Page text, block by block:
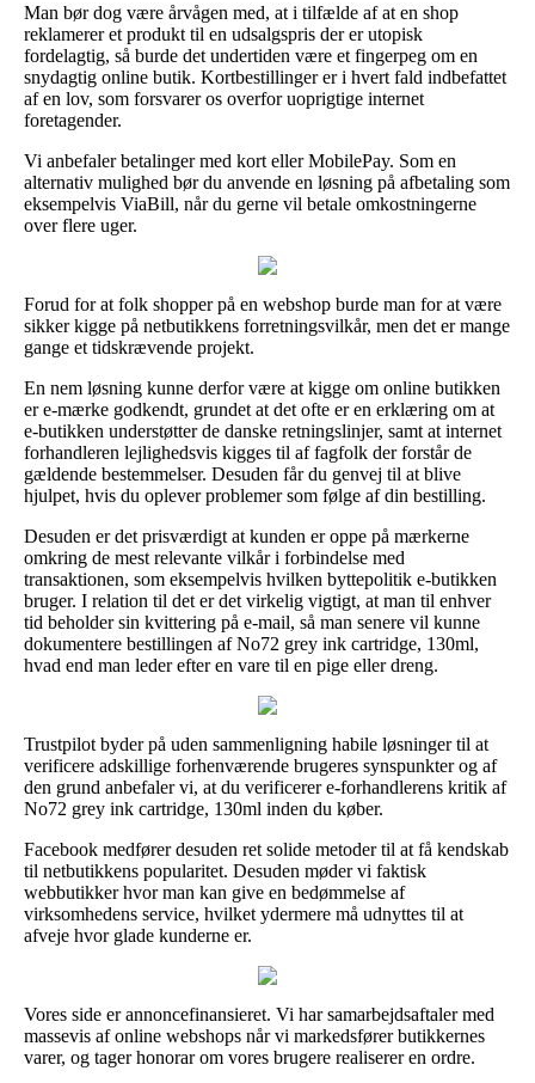
Man bør dog være årvågen med, at i tilfælde af at en shop
reklamerer et produkt til en udsalgspris der er utopisk
fordelagtig, så burde det undertiden være et fingerpeg om en
snydagtig online butik. Kortbestillinger er i hvert fald indbefattet
af en lov, som forsvarer os overfor uoprigtige internet
foretagender.
Vi anbefaler betalinger med kort eller MobilePay. Som en
alternativ mulighed bør du anvende en løsning på afbetaling som
eksempelvis ViaBill, når du gerne vil betale omkostningerne
over flere uger.
Forud for at folk shopper på en webshop burde man for at være
sikker kigge på netbutikkens forretningsvilkår, men det er mange
gange et tidskrævende projekt.
En nem løsning kunne derfor være at kigge om online butikken
er e-mærke godkendt, grundet at det ofte er en erklæring om at
e-butikken understøtter de danske retningslinjer, samt at internet
forhandleren lejlighedsvis kigges til af fagfolk der forstår de
gældende bestemmelser. Desuden får du genvej til at blive
hjulpet, hvis du oplever problemer som følge af din bestilling.
Desuden er det prisværdigt at kunden er oppe på mærkerne
omkring de mest relevante vilkår i forbindelse med
transaktionen, som eksempelvis hvilken byttepolitik e-butikken
bruger. I relation til det er det virkelig vigtigt, at man til enhver
tid beholder sin kvittering på e-mail, så man senere vil kunne
dokumentere bestillingen af No72 grey ink cartridge, 130ml,
hvad end man leder efter en vare til en pige eller dreng.
Trustpilot byder på uden sammenligning habile løsninger til at
verificere adskillige forhenværende brugeres synspunkter og af
den grund anbefaler vi, at du verificerer e-forhandlerens kritik af
No72 grey ink cartridge, 130ml inden du køber.
Facebook medfører desuden ret solide metoder til at få kendskab
til netbutikkens popularitet. Desuden møder vi faktisk
webbutikker hvor man kan give en bedømmelse af
virksomhedens service, hvilket ydermere må udnyttes til at
afveje hvor glade kunderne er.
Vores side er annoncefinansieret. Vi har samarbejdsaftaler med
massevis af online webshops når vi markedsfører butikkernes
varer, og tager honorar om vores brugere realiserer en ordre.